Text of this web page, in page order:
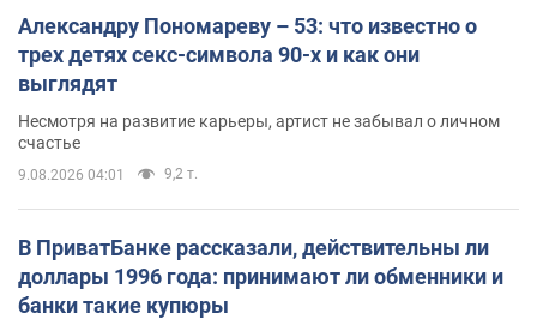
Александру Пономареву – 53: что известно о
трех детях секс-символа 90-х и как они
выглядят
Несмотря на развитие карьеры, артист не забывал о личном
счастье
9.08.2026 04:01 9,2 т.
В ПриватБанке рассказали, действительны ли
доллары 1996 года: принимают ли обменники и
банки такие купюры